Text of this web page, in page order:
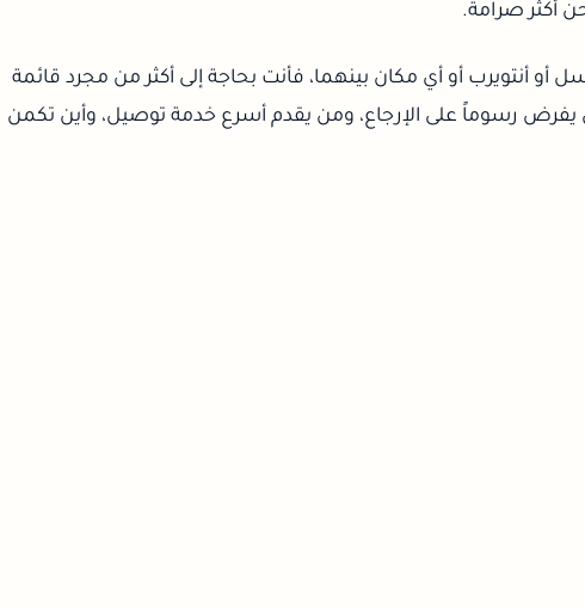
أكثر صرامة.
أو أنتويرب أو أي مكان بينهما، فأنت بحاجة إلى أكثر من مجرد قائمة
رسوماً على الإرجاع، ومن يقدم أسرع خدمة توصيل، وأين تكمن